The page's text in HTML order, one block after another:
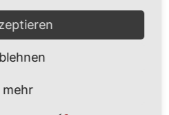
Die Gruppe versorgt mehr
in Dutzenden Ländern mit
hat über 42.200
im Jahr 2024 einen Umsatz
mehr